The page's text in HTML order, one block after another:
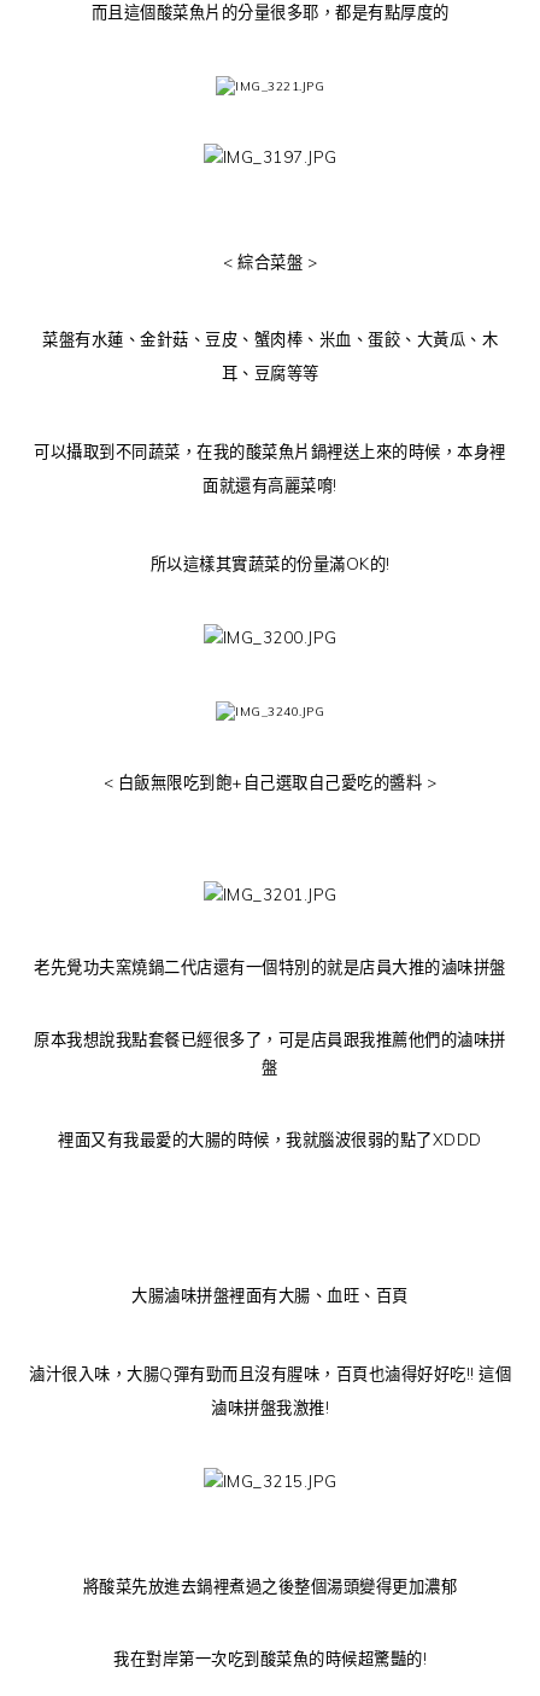
而且這個酸菜魚片的分量很多耶，都是有點厚度的
< 綜合菜盤 >
菜盤有水蓮、金針菇、豆皮、蟹肉棒、米血、蛋餃、大黃瓜、木
耳、豆腐等等
可以攝取到不同蔬菜，在我的酸菜魚片鍋裡送上來的時候，本身裡
面就還有高麗菜唷!
所以這樣其實蔬菜的份量滿OK的!
< 白飯無限吃到飽+自己選取自己愛吃的醬料 >
老先覺功夫窯燒鍋二代店還有一個特別的就是店員大推的滷味拼盤
原本我想說我點套餐已經很多了，可是店員跟我推薦他們的滷味拼
盤
裡面又有我最愛的大腸的時候，我就腦波很弱的點了XDDD
大腸滷味拼盤裡面有大腸、血旺、百頁
滷汁很入味，大腸Q彈有勁而且沒有腥味，百頁也滷得好好吃!! 這個
滷味拼盤我激推!
將酸菜先放進去鍋裡煮過之後整個湯頭變得更加濃郁
我在對岸第一次吃到酸菜魚的時候超驚豔的!